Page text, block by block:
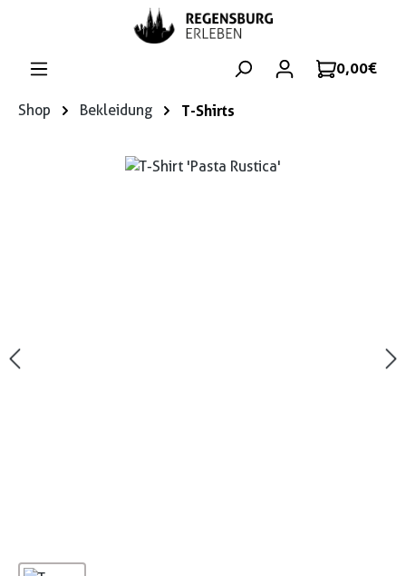
Zum Hauptinhalt springen
0,00 €
Shop Bekleidung T-Shirts
Bildergalerie überspringen